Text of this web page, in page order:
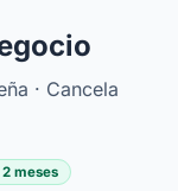
· Cancela
meses